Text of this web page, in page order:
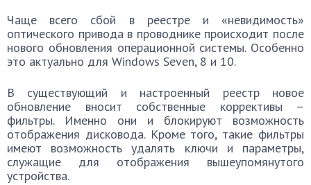
Чаще всего сбой в реестре и «невидимость»
оптического привода в проводнике происходит после
нового обновления операционной системы. Особенно
это актуально для Windows Seven, 8 и 10.
В существующий и настроенный реестр новое
обновление вносит собственные коррективы –
фильтры. Именно они и блокируют возможность
отображения дисковода. Кроме того, такие фильтры
имеют возможность удалять ключи и параметры,
служащие для отображения вышеупомянутого
устройства.